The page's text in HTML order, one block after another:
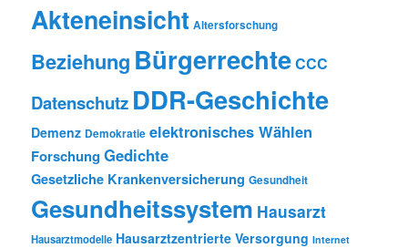
Akteneinsicht Altersforschung
Beziehung BürgerrechteCCC
Datenschutz DDR-Geschichte
Demenz Demokratie elektronisches Wählen
Forschung Gedichte
Gesetzliche Krankenversicherung Gesundheit
Gesundheitssystem Hausarzt
Hausarztmodelle Hausarztzentrierte Versorgung Internet